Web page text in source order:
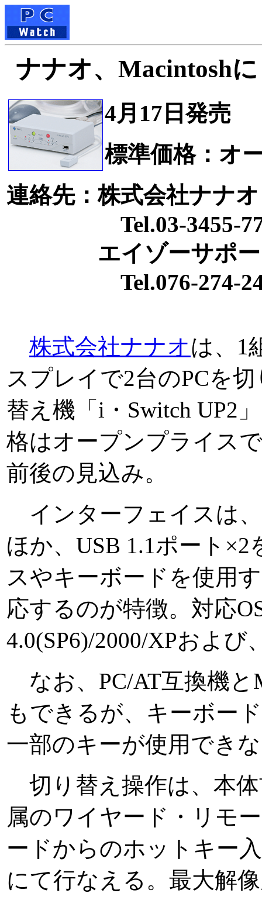
ナナオ、Macintosh
4月17日発売
標準価格：オ
連絡先：株式会社ナナオ
Tel.03-3455-
エイゾーサポート
Tel.076-274-
株式会社ナナオは、1
スプレイで2台のPCを
替え機「i・Switch UP2
格はオープンプライス
前後の見込み。
インターフェイスは、
ほか、USB 1.1ポート
スやキーボードを使用
応するのが特徴。対応
4.0(SP6)/2000/XPおよび
なお、PC/AT互換機と
もできるが、キーボー
一部のキーが使用でき
切り替え操作は、本
属のワイヤード・リモ
ードからのホットキー
にて行なえる。最大解